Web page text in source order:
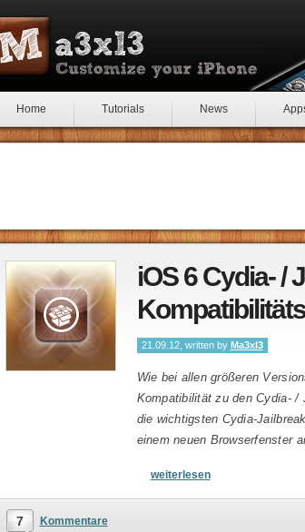
Home Tutorials News
iOS 6 Cydia- /
21.09.12, written by Ma3xl3
Wie bei allen größeren
Kompatibilität zu den Cydia- /
die wichtigsten Cydia-
einem neuen Browserfenster
weiterlesen
7 Kommentare